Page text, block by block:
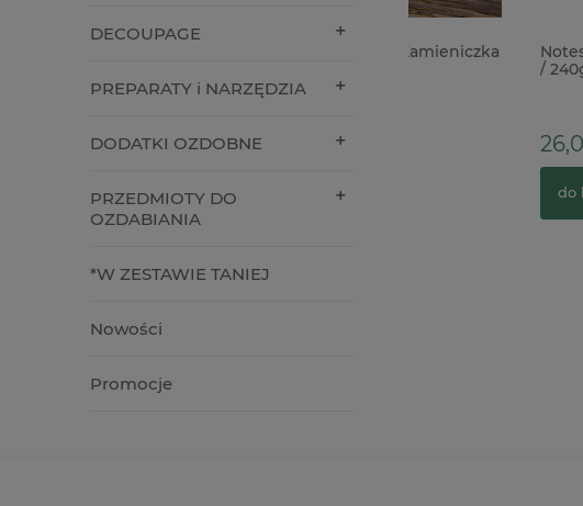
DECOUPAGE
PREPARATY i NARZĘDZIA
DODATKI OZDOBNE
PRZEDMIOTY DO
OZDABIANIA
*W ZESTAWIE TANIEJ
Nowości
Promocje
Notes Vaessen
/ 240g / 48 kartek
Cena